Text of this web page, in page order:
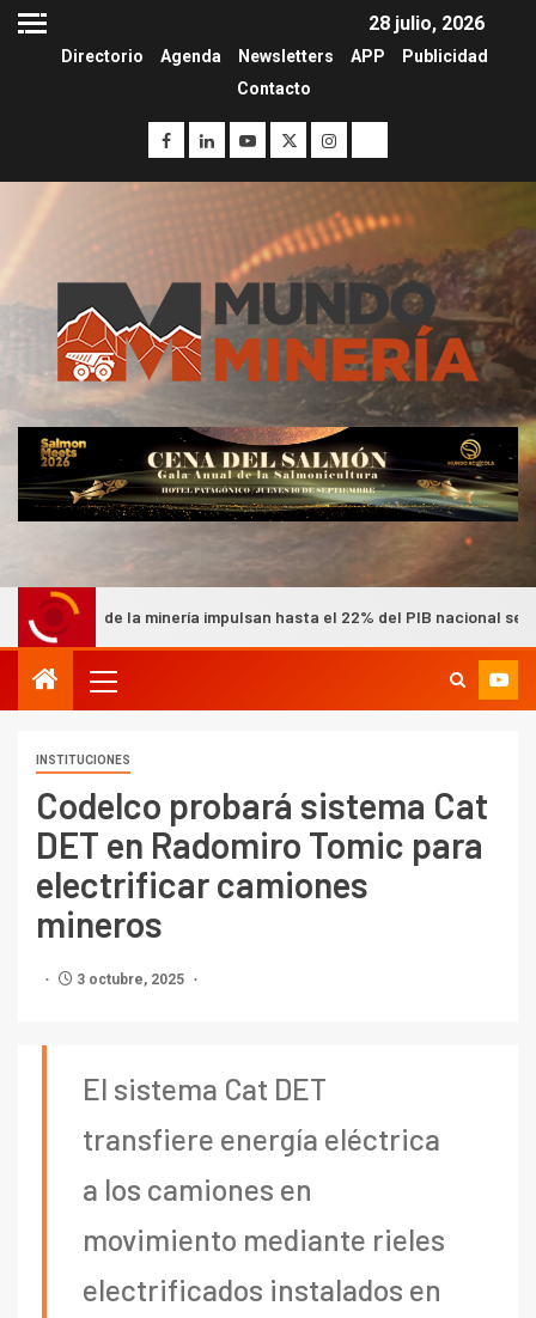
28 julio, 2026
Directorio Agenda Newsletters APP
Publicidad
Contacto
minería impulsan hasta el 22% del PIB nacional según Cochilco
INSTITUCIONES
Codelco probará sistema Cat
DET en Radomiro Tomic para
electrificar camiones
mineros
3 octubre, 2025
El sistema Cat DET
transfiere energía eléctrica
a los camiones en
movimiento mediante rieles
electrificados instalados en